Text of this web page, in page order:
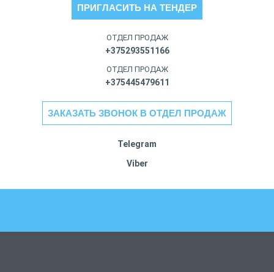
ПРИГЛАСИТЬ НА ТЕНДЕР
ОТДЕЛ ПРОДАЖ
+375293551166
ОТДЕЛ ПРОДАЖ
+375445479611
ЗАКАЗАТЬ ЗВОНОК В ОТДЕЛ ПРОДАЖ
Telegram
Viber